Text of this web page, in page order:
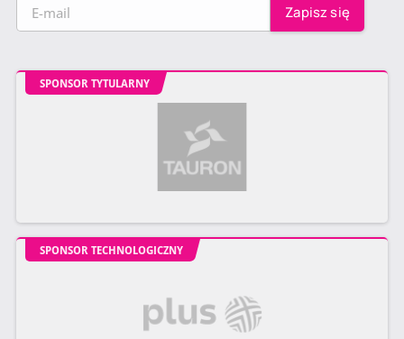
SPONSOR TYTULARNY
SPONSOR TECHNOLOGICZNY